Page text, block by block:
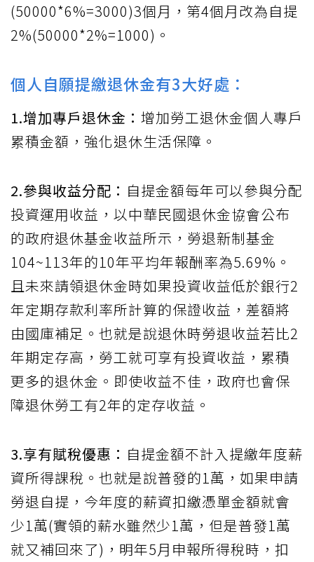
(50000*6%=3000)3個月，第4個月改為自提
2%(50000*2%=1000)。
個人自願提繳退休金有3大好處：
1.增加專戶退休金： 增加勞工退休金個人專戶
累積金額，強化退休生活保障。
2.參與收益分配： 自提金額每年可以參與分配
投資運用收益，以中華民國退休金協會公布
的政府退休基金收益所示，勞退新制基金
104~113年的10年平均年報酬率為5.69%。
且未來請領退休金時如果投資收益低於銀行2
年定期存款利率所計算的保證收益，差額將
由國庫補足。也就是說退休時勞退收益若比2
年期定存高，勞工就可享有投資收益，累積
更多的退休金。即使收益不佳，政府也會保
障退休勞工有2年的定存收益。
3.享有賦稅優惠： 自提金額不計入提繳年度薪
資所得課稅。也就是說普發的1萬，如果申請
勞退自提，今年度的薪資扣繳憑單金額就會
少1萬(實領的薪水雖然少1萬，但是普發1萬
就又補回來了)，明年5月申報所得稅時，扣